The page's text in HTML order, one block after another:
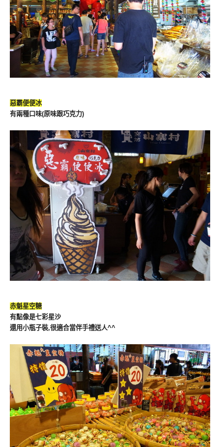
惡霸便便冰
有兩種口味(原味跟巧克力)
赤魁星空糖
有點像是七彩星沙
還用小瓶子裝,很適合當伴手禮送人^^